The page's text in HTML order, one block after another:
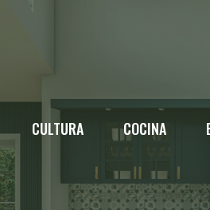
CULTURA COCINA